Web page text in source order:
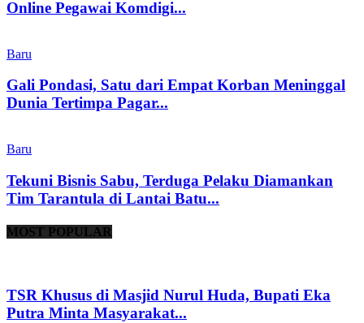
Online Pegawai Komdigi...
Baru
Gali Pondasi, Satu dari Empat Korban Meninggal
Dunia Tertimpa Pagar...
Baru
Tekuni Bisnis Sabu, Terduga Pelaku Diamankan
Tim Tarantula di Lantai Batu...
MOST POPULAR
TSR Khusus di Masjid Nurul Huda, Bupati Eka
Putra Minta Masyarakat...